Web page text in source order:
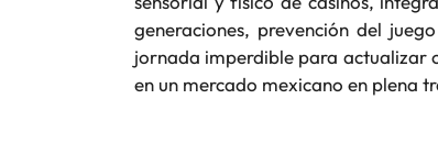
generaciones, prevención del
jornada imperdible para actualizar
en un mercado mexicano en plena